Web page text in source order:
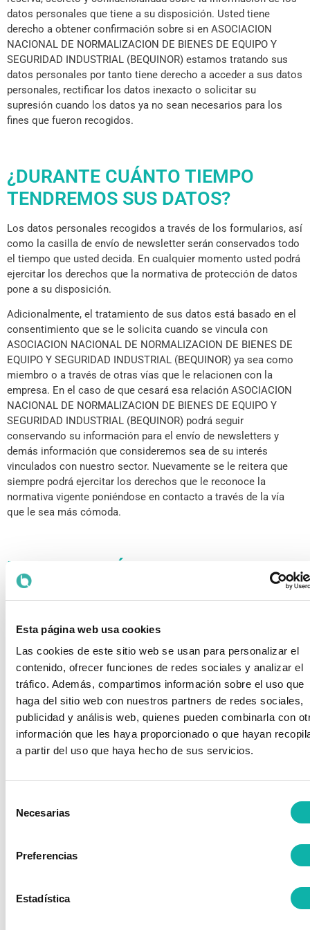
Esta página web usa cookies
Las cookies de este sitio web se usan para personalizar el
contenido, ofrecer funciones de redes sociales y analizar el
tráfico. Además, compartimos información sobre el uso que
haga del sitio web con nuestros partners de redes sociales,
publicidad y análisis web, quienes pueden combinarla con
información que les haya proporcionado o que hayan
a partir del uso que haya hecho de sus servicios.
Necesarias
Preferencias
Estadística
datos personales que tiene a su disposición. Usted tiene
derecho a obtener confirmación sobre si en ASOCIACION
NACIONAL DE NORMALIZACION DE BIENES DE EQUIPO Y
SEGURIDAD INDUSTRIAL (BEQUINOR) estamos tratando sus
datos personales por tanto tiene derecho a acceder a sus datos
personales, rectificar los datos inexacto o solicitar su
supresión cuando los datos ya no sean necesarios para los
fines que fueron recogidos.
¿DURANTE CUÁNTO TIEMPO
TENDREMOS SUS DATOS?
Los datos personales recogidos a través de los formularios, así
como la casilla de envío de newsletter serán conservados todo
el tiempo que usted decida. En cualquier momento usted podrá
ejercitar los derechos que la normativa de protección de datos
pone a su disposición.
Adicionalmente, el tratamiento de sus datos está basado en el
consentimiento que se le solicita cuando se vincula con
ASOCIACION NACIONAL DE NORMALIZACION DE BIENES DE
EQUIPO Y SEGURIDAD INDUSTRIAL (BEQUINOR) ya sea como
miembro o a través de otras vías que le relacionen con la
empresa. En el caso de que cesará esa relación ASOCIACION
NACIONAL DE NORMALIZACION DE BIENES DE EQUIPO Y
SEGURIDAD INDUSTRIAL (BEQUINOR) podrá seguir
conservando su información para el envío de newsletters y
demás información que consideremos sea de su interés
vinculados con nuestro sector. Nuevamente se le reitera que
siempre podrá ejercitar los derechos que le reconoce la
normativa vigente poniéndose en contacto a través de la vía
que le sea más cómoda.
MODIFICACIÓN DE LAS
PRESENTES CONDICIONES Y
DE EQUIPO Y SEGURIDAD INDUSTRIAL (BEQUINOR) podrá
modificar en cualquier momento las condiciones aquí
determinadas, siendo debidamente publicadas como aquí
aparecen.
La vigencia de las citadas condiciones irá en función de su
exposición y estarán vigentes hasta debidamente publicadas.
que sean modificadas por otras.
LEGISLACIÓN APLICABLE Y
La relación entre ASOCIACION NACIONAL DE NORMALIZACION
y el USUARIO se regirá por la normativa española vigente y
cualquier controversia se someterá a los Juzgados y tribunales